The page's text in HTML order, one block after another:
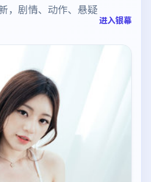
，剧情、动作、悬疑
进入银幕